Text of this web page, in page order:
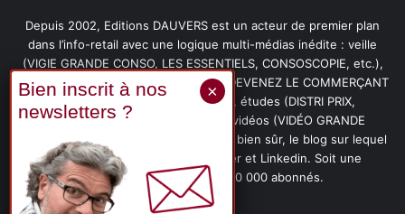
Depuis 2002, Editions DAUVERS est un acteur de premier plan
dans l’info-retail avec une logique multi-médias inédite : veille
(VIGIE GRANDE CONSO, LES ESSENTIELS, CONSOSCOPIE, etc.),
livres (PENSER-CLIENT, IMAGE-PRIX, DEVENEZ LE COMMERÇANT
PRÉFÉRÉ DE VOS CLIENTS, etc.), études (DISTRI PRIX,
PROMOFLASH, DRIVE INSIGHTS), vidéos (VIDÉO GRANDE
CONSO), podcasts (CAFÉ CONSO) et, bien sûr, le blog sur lequel
vous êtes, ainsi que les fils Twitter et Linkedin. Soit une
communauté de plus de 150 000 abonnés.